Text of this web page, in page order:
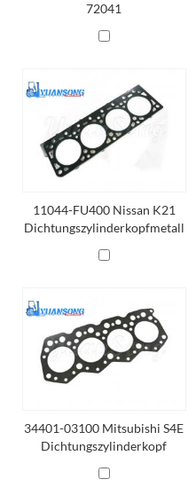
72041
11044-FU400 Nissan K21
Dichtungszylinderkopfmetall
34401-03100 Mitsubishi S4E
Dichtungszylinderkopf